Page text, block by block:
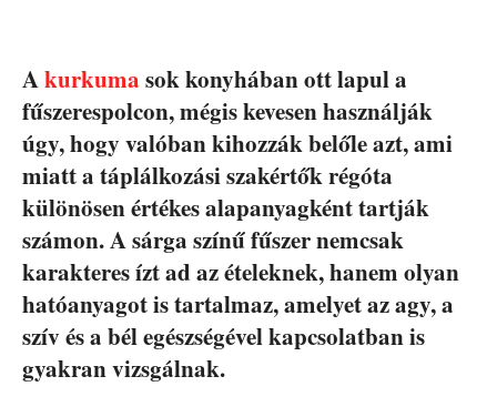
Akurkuma sok konyhában ott lapul a
fűszerespolcon, mégis kevesen használják
úgy, hogy valóban kihozzák belőle azt, ami
miatt a táplálkozási szakértők régóta
különösen értékes alapanyagként tartják
számon. A sárga színű fűszer nemcsak
karakteres ízt ad az ételeknek, hanem olyan
hatóanyagot is tartalmaz, amelyet az agy, a
szív és a bél egészségével kapcsolatban is
gyakran vizsgálnak.